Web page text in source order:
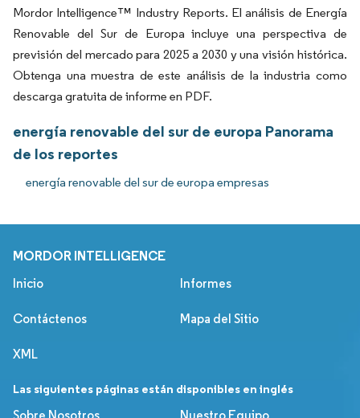
Mordor Intelligence™ Industry Reports. El análisis de Energía
Renovable del Sur de Europa incluye una perspectiva de
previsión del mercado para 2025 a 2030 y una visión histórica.
Obtenga una muestra de este análisis de la industria como
descarga gratuita de informe en PDF.
energía renovable del sur de europa Panorama
de los reportes
energía renovable del sur de europa empresas
MORDOR INTELLIGENCE
Inicio Informes
Contáctenos Mapa del Sitio
XML
Las siguientes páginas están disponibles en inglés
Sobre Nosotros
Nuestro Equipo